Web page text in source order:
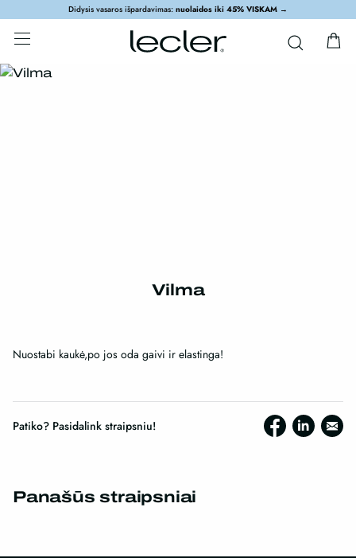
Didysis vasaros išpardavimas: nuolaidos iki 45% VISKAM →
Vilma
Nuostabi kaukė,po jos oda gaivi ir elastinga!
Patiko? Pasidalink straipsniu!
Panašūs straipsniai